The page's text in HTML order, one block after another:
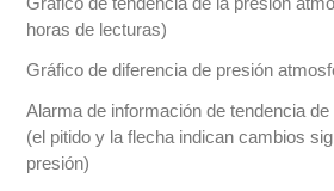
horas de lecturas)
Gráfico de diferencia de presión
Alarma de información de tendencia
(el pitido y la flecha indican cambios
presión)